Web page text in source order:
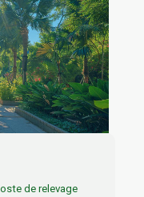
de relevage